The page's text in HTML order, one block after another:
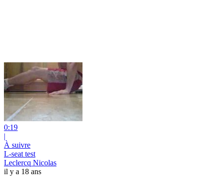
0:19
|
À suivre
L-seat test
Leclercq Nicolas
il y a 18 ans